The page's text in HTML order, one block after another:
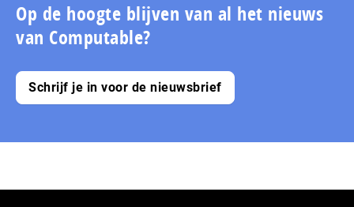
Op de hoogte blijven van al het nieuws
van Computable?
Schrijf je in voor de nieuwsbrief